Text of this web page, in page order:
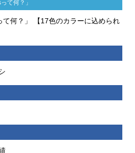
て何？」
て何？」 【17色のカラーに込められ